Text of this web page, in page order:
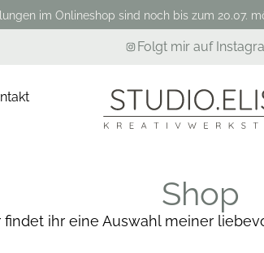
im Onlineshop sind noch bis zum 20.07.
Folgt mir auf
Shop
findet ihr eine Auswahl meiner